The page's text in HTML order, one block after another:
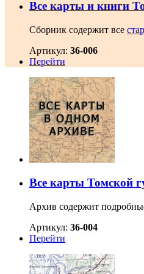
Все карты и книги
Сборник содержит все
Артикул: 36-006
Перейти
Все карты Томской
Архив содержит
Артикул: 36-004
Перейти